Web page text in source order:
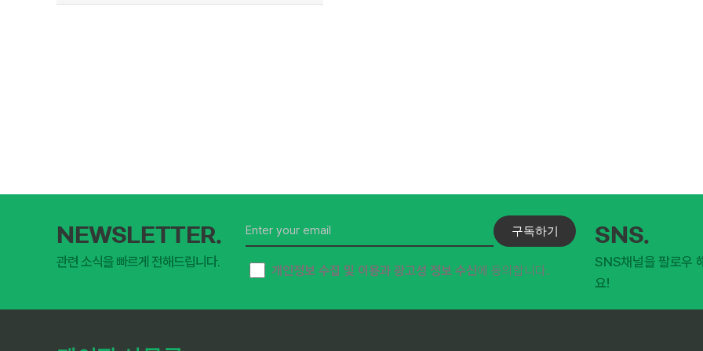
NEWSLETTER.
관련 소식을 빠르게 전해드립니다.
구독하기
개인정보 수집 및 이용과 광고성 정보 수신에 동의합니다.
SNS.
SNS채널을 팔로우
요!